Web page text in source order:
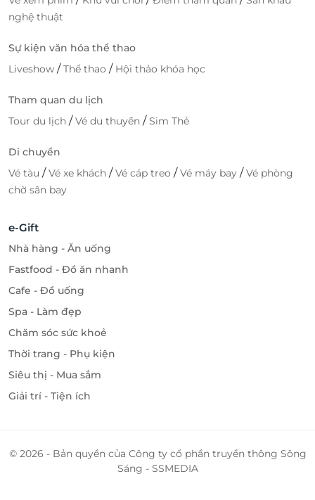
nghệ thuật
Sự kiện văn hóa thể thao
Liveshow /Thể thao / Hội thảo khóa học
Tham quan du lịch
Tour du lịch /Vé du thuyền /Sim Thẻ
Di chuyển
Vé tàu /Vé xe khách /Vé cáp treo /Vé máy bay /Vé phòng
chờ sân bay
e-Gift
Nhà hàng - Ăn uống
Fastfood - Đồ ăn nhanh
Cafe - Đồ uống
Spa - Làm đẹp
Chăm sóc sức khoẻ
Thời trang - Phụ kiện
Siêu thị - Mua sắm
Giải trí - Tiện ích
© 2026 - Bản quyền của Công ty cổ phần truyền thông Sông
Sáng - SSMEDIA